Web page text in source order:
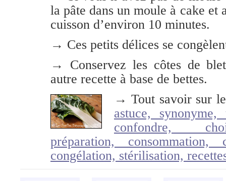
la pâte dans un moule à cake et
cuisson d’environ 10 minutes.
→ Ces petits délices se
→ Conservez les côtes de
autre recette à base de bettes.
→ Tout savoir sur
astuce,
confondre,
préparation, consommation,
congélation, stérilisation,